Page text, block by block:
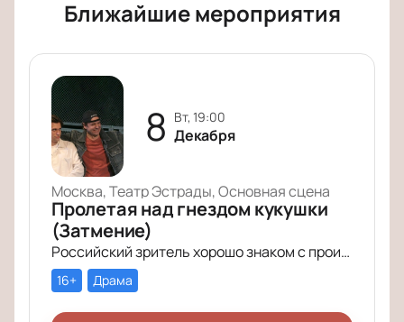
Ближайшие мероприятия
8 вт, 19:00
Декабря
Москва, Театр Эстрады, Основная сцена
Пролетая над гнездом кукушки
(Затмение)
Российский зритель хорошо знаком с произведением Кена Кизи «Пролетая над гнездом кукушки». История поменяла название (теперь оно звучит совсем кратко – «Затмение»), но сюжет по-прежнему будоражит умы зрителей.
16+ Драма